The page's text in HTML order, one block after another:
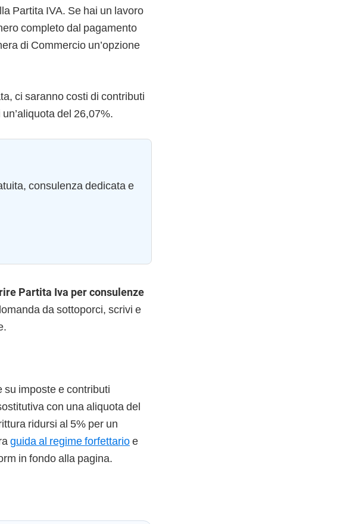
Partita IVA. Se hai un lavoro
completo dal pagamento
di Commercio un’opzione
ci saranno costi di contributi
del 26,07%.
consulenza dedicata e
Partita Iva per consulenze
da sottoporci, scrivi e
su imposte e contributi
con una aliquota del
ridursi al 5% per un
guida al regime forfettarioe
in fondo alla pagina.